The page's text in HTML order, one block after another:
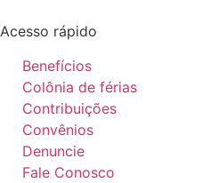
Acesso rápido
Benefícios
Colônia de férias
Contribuições
Convênios
Denuncie
Fale Conosco